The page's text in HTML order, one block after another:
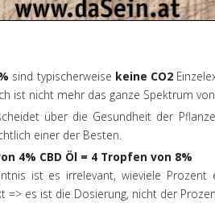
sind typischerweise keine CO2
ist nicht mehr das ganze Spektrum
über die Gesundheit der
einer der Besten.
4% CBD Öl = 4 Tropfen von 8%
ist es irrelevant, wieviele
=> es ist die Dosierung, nicht der